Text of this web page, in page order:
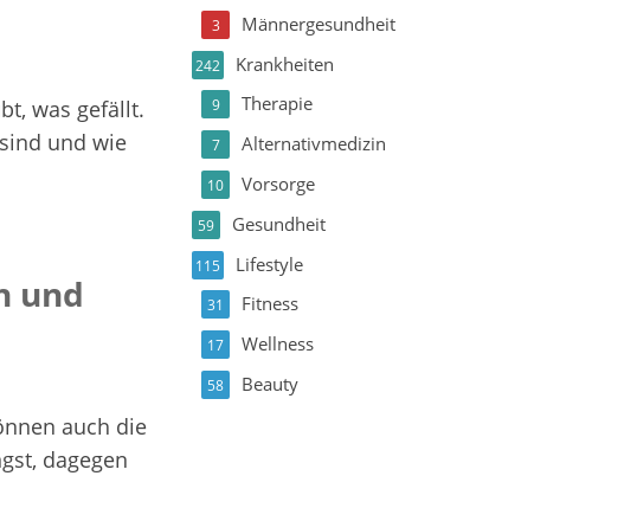
was gefällt.
und wie
und
auch die
dagegen
Männergesundheit
3
Krankheiten
242
Therapie
9
Alternativmedizin
7
Vorsorge
10
Gesundheit
59
Lifestyle
115
Fitness
31
Wellness
17
Beauty
58